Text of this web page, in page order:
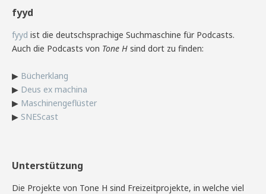
fyyd
fyyd ist die deutschsprachige Suchmaschine für Podcasts.
Auch die Podcasts von Tone H sind dort zu finden:
▶ Bücherklang
▶ Deus ex machina
▶ Maschinengeflüster
▶ SNEScast
Unterstützung
Die Projekte von Tone H sind Freizeitprojekte, in welche viel